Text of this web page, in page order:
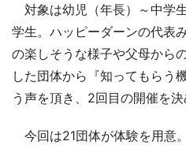
対象は幼児（年長）～中学
学生。ハッピーダーンの代表
の楽しそうな様子や父母から
した団体から『知ってもらう
う声を頂き、2回目の開催を決
今回は21団体が体験を用意